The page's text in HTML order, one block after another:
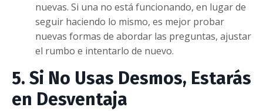
nuevas. Si una no está funcionando, en lugar de
seguir haciendo lo mismo, es mejor probar
nuevas formas de abordar las preguntas, ajustar
el rumbo e intentarlo de nuevo.
5. Si No Usas Desmos, Estarás
en Desventaja